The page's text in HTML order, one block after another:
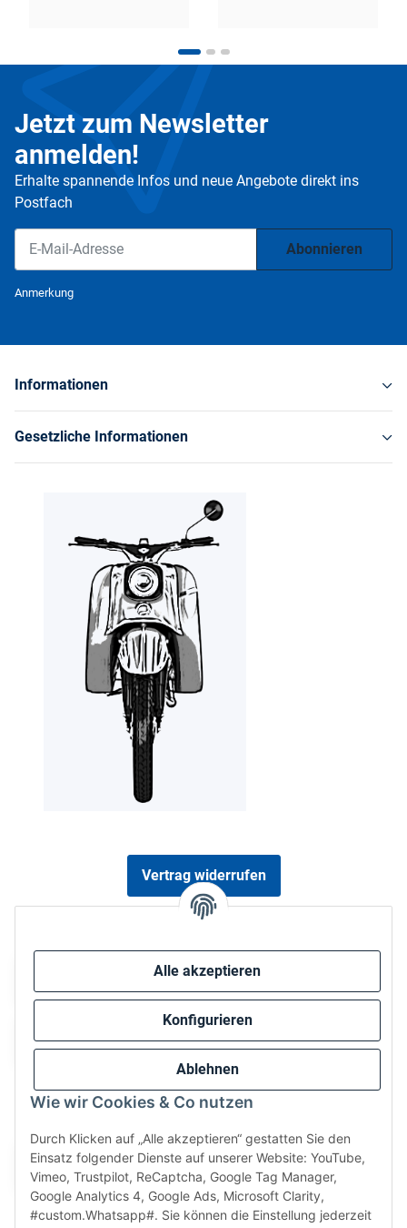
Alle akzeptieren
Konfigurieren
Ablehnen
Wie wir Cookies & Co nutzen
Durch Klicken auf „Alle akzeptieren“ gestatten Sie den
Einsatz folgender Dienste auf unserer Website: YouTube,
Vimeo, Trustpilot, ReCaptcha, Google Tag Manager,
Google Analytics 4, Google Ads, Microsoft Clarity,
#custom.Whatsapp#. Sie können die Einstellung jederzeit
Jetzt zum Newsletter
anmelden!
Erhalte spannende Infos und neue Angebote direkt ins
Postfach
Abonnieren
Anmerkung
Informationen
Gesetzliche Informationen
Vertrag widerrufen
Wir versenden via: